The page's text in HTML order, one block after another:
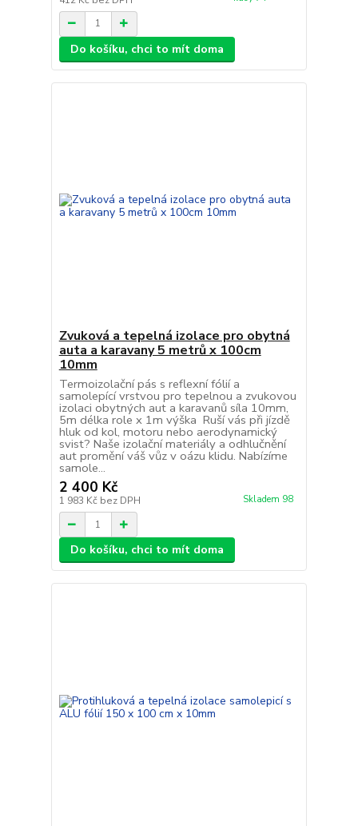
Do košíku, chci to mít doma
Zvuková a tepelná izolace pro obytná
auta a karavany 5 metrů x 100cm
10mm
Termoizolační pás s reflexní fólií a
samolepící vrstvou pro tepelnou a zvukovou
izolaci obytných aut a karavanů síla 10mm,
5m délka role x 1m výška Ruší vás při jízdě
hluk od kol, motoru nebo aerodynamický
svist? Naše izolační materiály a odhlučnění
aut promění váš vůz v oázu klidu. Nabízíme
samole...
2 400 Kč
1 983 Kč bez DPH Skladem 98
Do košíku, chci to mít doma